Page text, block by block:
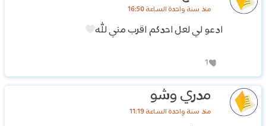
منذ سنة واحدة الساعة 16:50
ادعو لي لعل احدكم اقرب مني لله
1
مدري وشو
منذ سنة واحدة الساعة 11:19